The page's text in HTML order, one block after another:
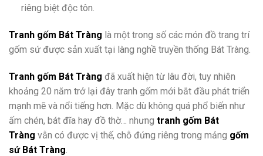
riêng biệt độc tôn.
Tranh gốm Bát Tràng là một trong số các món đồ trang trí
gốm sứ được sản xuất tại làng nghề truyền thống Bát Tràng.
Tranh gốm Bát Tràng đã xuất hiện từ lâu đời, tuy nhiên
khoảng 20 năm trở lại đây tranh gốm mới bắt đầu phát triển
mạnh mẽ và nổi tiếng hơn. Mặc dù không quá phổ biến như
ấm chén, bát đĩa hay đồ thờ… nhưng tranh gốm Bát
Tràng vẫn có được vị thế, chỗ đứng riêng trong mảng gốm
sứ Bát Tràng.